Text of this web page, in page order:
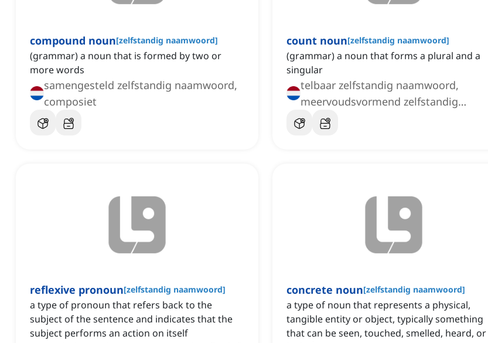
compound noun[zelfstandig naamwoord]
(grammar) a noun that is formed by two or
more words
samengesteld zelfstandig naamwoord,
composiet
count noun[zelfstandig naamwoord]
(grammar) a noun that forms a plural and a
singular
telbaar zelfstandig naamwoord,
meervoudsvormend zelfstandig
naamwoord
reflexive pronoun[zelfstandig naamwoord]
a type of pronoun that refers back to the
subject of the sentence and indicates that the
subject performs an action on itself
concrete noun[zelfstandig naamwoord]
a type of noun that represents a physical,
tangible entity or object, typically something
that can be seen, touched, smelled, heard, or